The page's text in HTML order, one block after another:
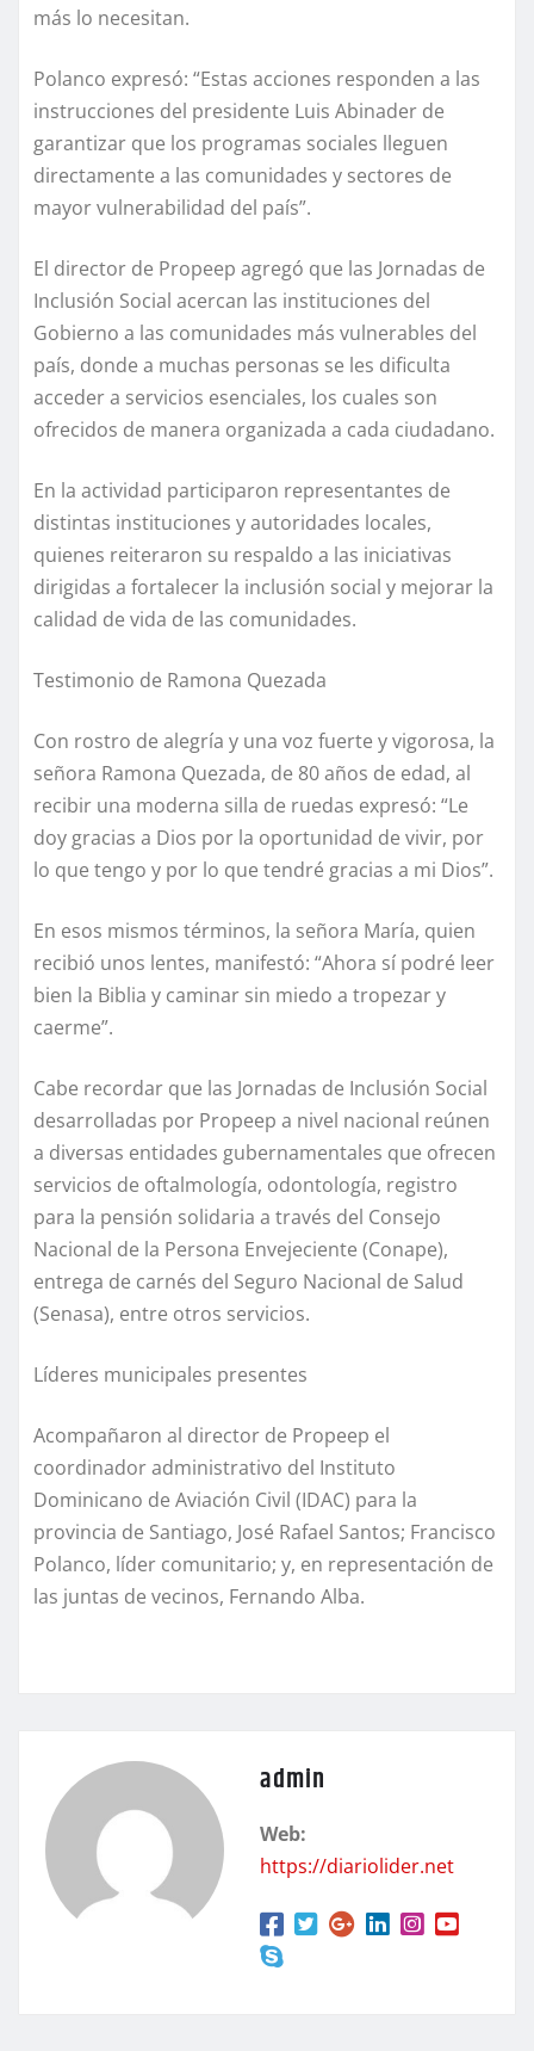
más lo necesitan.
Polanco expresó: “Estas acciones responden a las
instrucciones del presidente Luis Abinader de
garantizar que los programas sociales lleguen
directamente a las comunidades y sectores de
mayor vulnerabilidad del país”.
El director de Propeep agregó que las Jornadas de
Inclusión Social acercan las instituciones del
Gobierno a las comunidades más vulnerables del
país, donde a muchas personas se les dificulta
acceder a servicios esenciales, los cuales son
ofrecidos de manera organizada a cada ciudadano.
En la actividad participaron representantes de
distintas instituciones y autoridades locales,
quienes reiteraron su respaldo a las iniciativas
dirigidas a fortalecer la inclusión social y mejorar la
calidad de vida de las comunidades.
Testimonio de Ramona Quezada
Con rostro de alegría y una voz fuerte y vigorosa, la
señora Ramona Quezada, de 80 años de edad, al
recibir una moderna silla de ruedas expresó: “Le
doy gracias a Dios por la oportunidad de vivir, por
lo que tengo y por lo que tendré gracias a mi Dios”.
En esos mismos términos, la señora María, quien
recibió unos lentes, manifestó: “Ahora sí podré leer
bien la Biblia y caminar sin miedo a tropezar y
caerme”.
Cabe recordar que las Jornadas de Inclusión Social
desarrolladas por Propeep a nivel nacional reúnen
a diversas entidades gubernamentales que ofrecen
servicios de oftalmología, odontología, registro
para la pensión solidaria a través del Consejo
Nacional de la Persona Envejeciente (Conape),
entrega de carnés del Seguro Nacional de Salud
(Senasa), entre otros servicios.
Líderes municipales presentes
Acompañaron al director de Propeep el
coordinador administrativo del Instituto
Dominicano de Aviación Civil (IDAC) para la
provincia de Santiago, José Rafael Santos; Francisco
Polanco, líder comunitario; y, en representación de
las juntas de vecinos, Fernando Alba.
admin
Web:
https://diariolider.net